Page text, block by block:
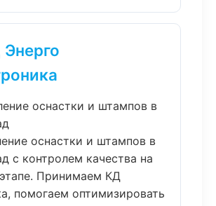
оснастки и штампов в
оснастки и штампов в
с контролем качества на
Принимаем КД
помогаем оптимизировать